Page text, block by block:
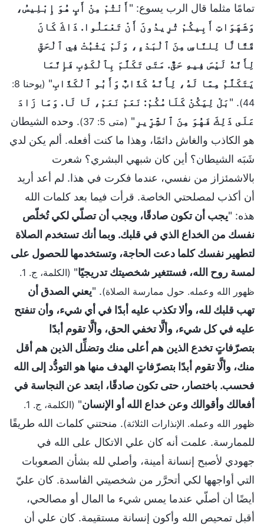
تمامًا مثلما قال الرب يسوع: " أَنْتُمْ مِنْ أَبٍ هُوَ إِبْلِيسُ،
وَشَهَوَاتِ أَبِيكُمْ تُرِيدُونَ أَنْ تَعْمَلُوا. ذَاكَ كَانَ
قَتَّالًا لِلنَّاسِ مِنَ ٱلْبَدْءِ، وَلَمْ يَثْبُتْ فِي ٱلْحَقِّ
لِأَنَّهُ لَيْسَ فِيهِ حَقٌّ. مَتَى تَكَلَّمَ بِٱلْكَذِبِ فَإِنَّمَا
يَتَكَلَّمُ مِمَّا لَهُ، لِأَنَّهُ كَذَّابٌ وَأَبُو ٱلْكَذَّابِ"
(يوحنا 8:
44)
. "بَلْ لِيَكُنْ كَلَامُكُمْ: نَعَمْ نَعَمْ، لَا لَا. وَمَا زَادَ
عَلَى ذَلِكَ فَهُوَ مِنَ ٱلشِّرِّيرِ " (متى 5: 37)
. وحده الشيطان
هو الكاذب والغاش دائمًا، وهذا ما كنت أفعله. ألم يكن لدي
شَبَه الشيطان؟ أين كان شبهي البشري؟ شعرت
بالاشمئزاز من نفسي، عندما فكرت في هذا. لم أعد أريد
أن أكذب لمصلحتي الخاصة. قرأت فيما بعد كلمات الله
هذه: "يجب أن تكون صادقًا، ويجب أن تصلّي لكي تُخلّص
نفسك من الخداع الذي في قلبك. وبما أنك تستخدم الصلاة
لتطهير نفسك كلما دعت الحاجة، وتستخدمها للحصول على
لمسة روح الله، فستتغير شخصيتك تدريجيًا"
(الكلمة، ج. 1.
ظهور الله وعمله. حول ممارسة الصلاة). "يعني الصدق أن
تهب قلبك لله، وألا تكذب عليه أبدًا في أي شيء، وأن تنفتح
عليه في كل شيء، وألَّا تخفي الحق، وألَّا تقوم أبدًا
بتصرّفاتٍ تخدع الذين هم أعلى منك وتضلِّل الذين هم أقل
منك، وألَّا تقوم أبدًا بتصرّفاتٍ الهدف منها هو التودُّد إلى الله
فحسب. باختصار، حتى تكون صادقًا، ابتعد عن النجاسة في
أفعالك وأقوالك وعن خداع الله أو الإنسان"
(الكلمة، ج. 1.
ظهور الله وعمله. الإنذارات الثلاثة). منحتني كلمات الله طريقًا
للممارسة. علمت أنه كان علي الاتكال على الله في
جهودي لأصبح إنسانة أمينة، وأصلي لله بشأن الصعوبات
التي أواجهها لكي أتحرَّر من شخصيتي الفاسدة. كان عليّ
أيضًا أن أصلّي عندما يمس شيء ما المال أو مصالحي،
أقبل تمحيص الله وأكون إنسانة مستقيمة. كان علي أن